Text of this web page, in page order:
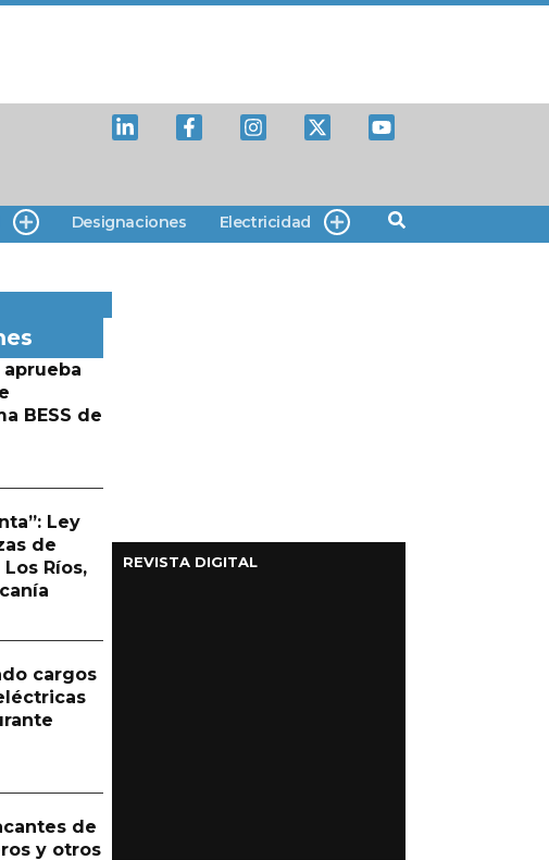
Designaciones Electricidad
aprueba
BESS de
Ley
de
Ríos,
cargos
de
y otros
REVISTA DIGITAL